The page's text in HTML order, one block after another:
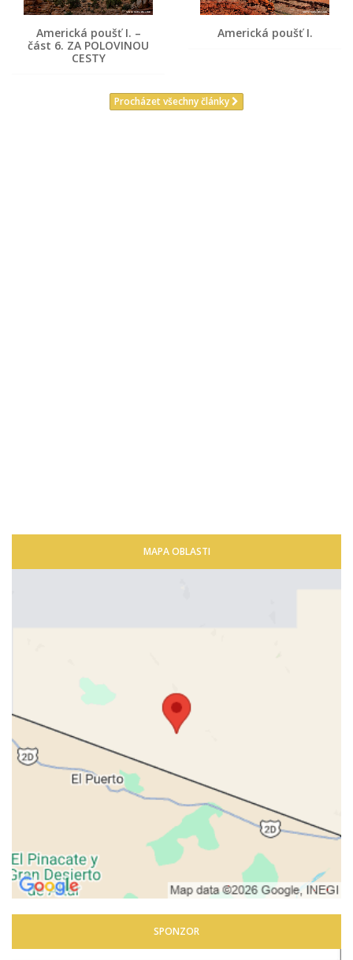
Americká poušť I. –
část 6. ZA POLOVINOU
CESTY
Americká poušť I.
Procházet všechny články
MAPA OBLASTI
SPONZOR